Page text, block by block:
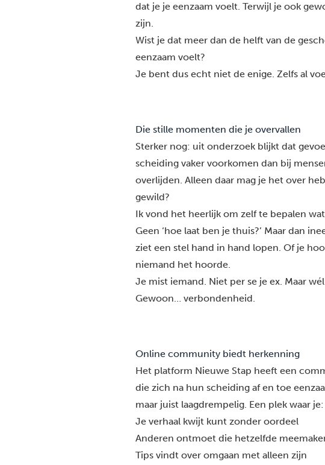
dat je je eenzaam voelt. Terwijl je ook
zijn.
Wist je dat meer dan de helft van de
eenzaam voelt?
Je bent dus echt niet de enige. Zelfs al
Die stille momenten die je overvallen
Sterker nog: uit onderzoek blijkt dat
scheiding vaker voorkomen dan bij
overlijden. Alleen daar mag je het over
gewild?
Ik vond het heerlijk om zelf te bepalen
Geen ‘hoe laat ben je thuis?’ Maar dan
ziet een stel hand in hand lopen. Of je
niemand het hoorde.
Je mist iemand. Niet per se je ex. Maar
Gewoon… verbondenheid.
Online community biedt herkenning
Het platform Nieuwe Stap heeft een
die zich na hun scheiding af en toe
maar juist laagdrempelig. Een plek waar je:
Je verhaal kwijt kunt zonder oordeel
Anderen ontmoet die hetzelfde
Tips vindt over omgaan met alleen zijn